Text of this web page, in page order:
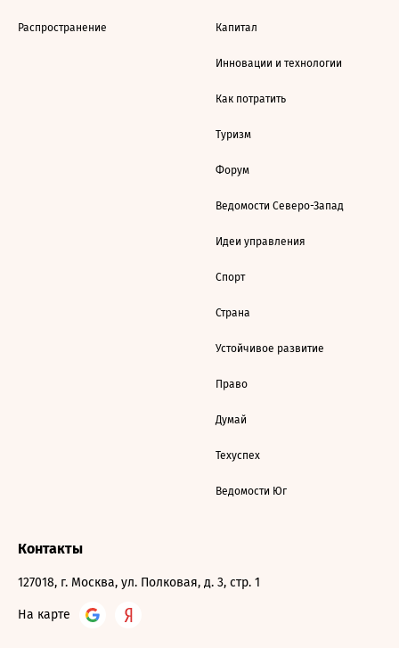
Распространение Капитал
Инновации и технологии
Как потратить
Туризм
Форум
Ведомости Северо-Запад
Идеи управления
Спорт
Страна
Устойчивое развитие
Право
Думай
Техуспех
Ведомости Юг
Контакты
127018, г. Москва, ул. Полковая, д. 3, стр. 1
На карте